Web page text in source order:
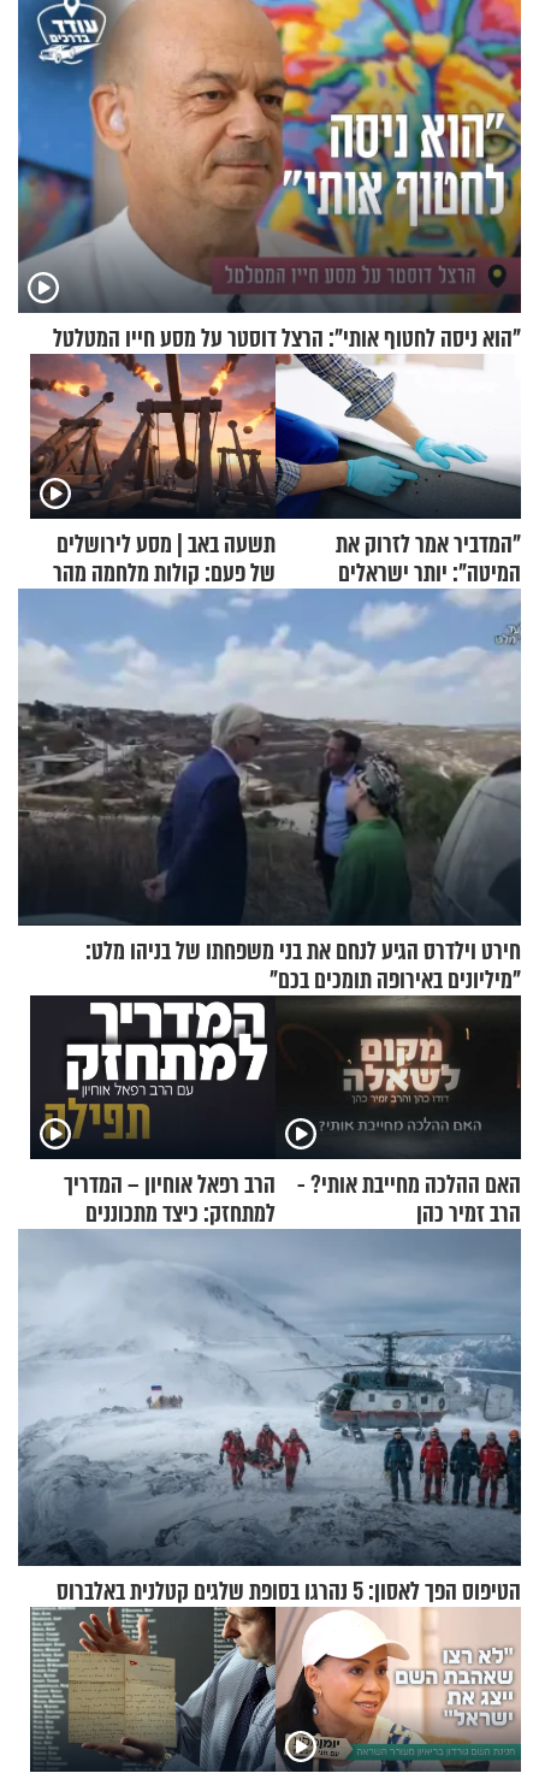
"הוא ניסה לחטוף אותי": הרצל דוסטר על מסע חייו המטלטל
"המדביר אמר לזרוק את
המיטה": יותר ישראלים
מדווחים על מכת פשפשי
המיטה
תשעה באב | מסע לירושלים
של פעם: קולות מלחמה מהר
הזיתים
חירט וילדרס הגיע לנחם את בני משפחתו של בניהו מלט:
"מיליונים באירופה תומכים בכם"
האם ההלכה מחייבת אותי? -
הרב זמיר כהן
הרב רפאל אוחיון – המדריך
למתחזק: כיצד מתכוננים
הטיפוס הפך לאסון: 5 נהרגו בסופת שלגים קטלנית באלברוס